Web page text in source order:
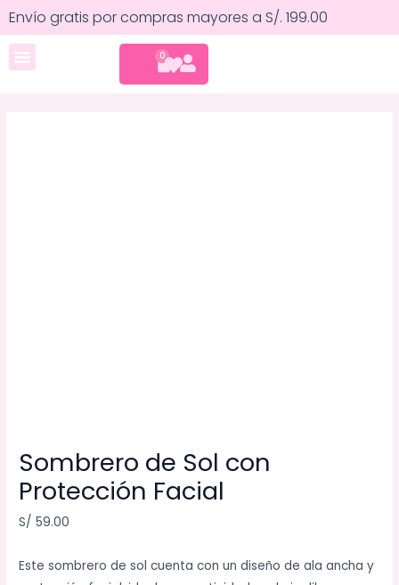
al
contenido
Envío gratis por compras mayores a S/. 199.00
0
CART
Sombrero de Sol con
Protección Facial
S/ 59.00
Este sombrero de sol cuenta con un diseño de ala ancha y
Sombrero
de
Sol